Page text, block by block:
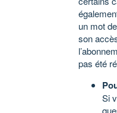
un mot
son
pas été
Si